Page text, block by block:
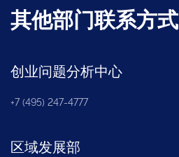
其他部门联系方式
创业问题分析中心
+7 (495) 247-4777
区域发展部